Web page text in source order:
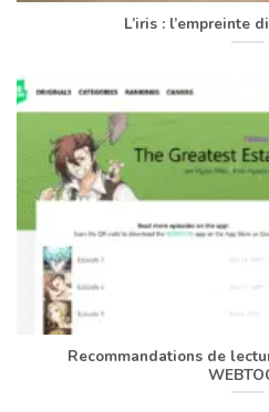
L’iris : l’empreinte
Recommandations de